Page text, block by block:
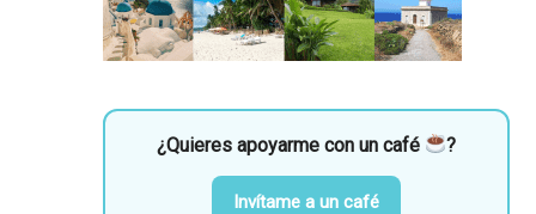
¿Quieres apoyarme con un café ?
Invítame a un café